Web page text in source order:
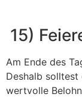
15)
Am Ende des
Deshalb solltest
wertvolle